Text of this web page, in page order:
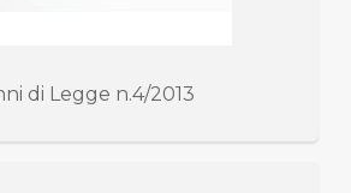
di Legge n.4/2013